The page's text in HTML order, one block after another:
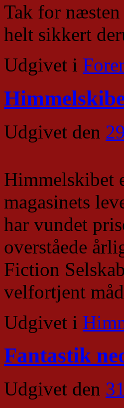
Tak for næsten
helt sikkert
Udgivet i
Udgivet den
Himmelskibet
magasinets
har vundet
overståede
Fiction
velfortjent
Udgivet i
Fantastik
Udgivet den